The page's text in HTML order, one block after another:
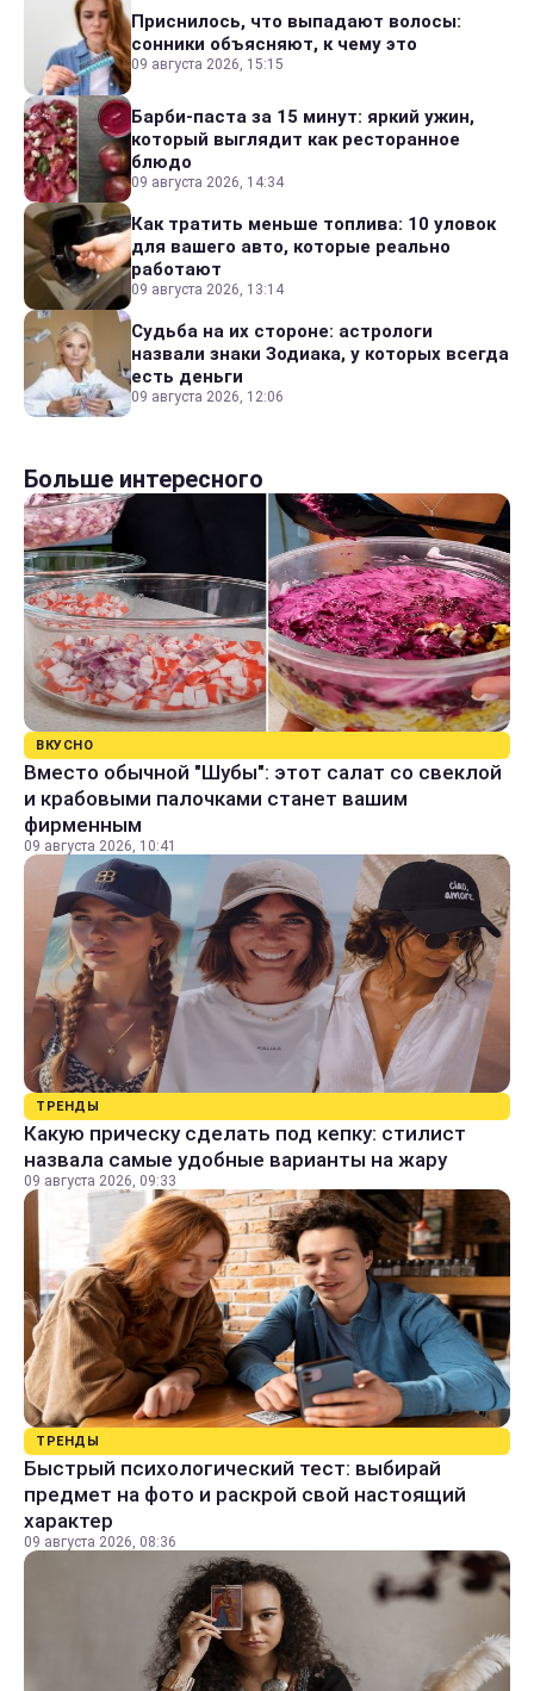
Приснилось, что выпадают волосы:
сонники объясняют, к чему это
09 августа 2026, 15:15
Барби-паста за 15 минут: яркий ужин,
который выглядит как ресторанное
блюдо
09 августа 2026, 14:34
Как тратить меньше топлива: 10 уловок
для вашего авто, которые реально
работают
09 августа 2026, 13:14
Судьба на их стороне: астрологи
назвали знаки Зодиака, у которых всегда
есть деньги
09 августа 2026, 12:06
Больше интересного
ВКУСНО
Вместо обычной "Шубы": этот салат со свеклой
и крабовыми палочками станет вашим
фирменным
09 августа 2026, 10:41
ТРЕНДЫ
Какую прическу сделать под кепку: стилист
назвала самые удобные варианты на жару
09 августа 2026, 09:33
ТРЕНДЫ
Быстрый психологический тест: выбирай
предмет на фото и раскрой свой настоящий
характер
09 августа 2026, 08:36